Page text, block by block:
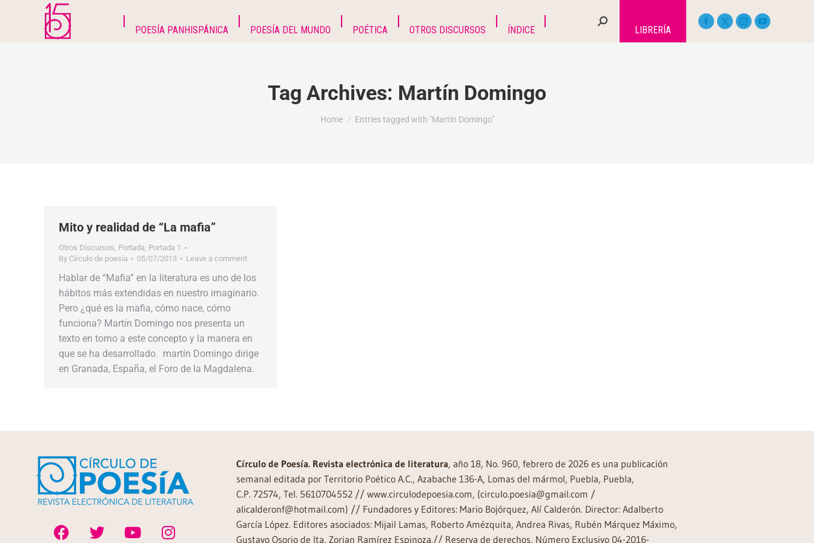
POESÍA PANHISPÁNICA POESÍA DEL MUNDO POÉTICA OTROS DISCURSOS ÍNDICE LIBRERÍA
Tag Archives: Martín Domingo
You are here:
Home Entries tagged with "Martín Domingo"
Mito y realidad de “La mafia”
Otros Discursos, Portada, Portada 1
By Círculo de poesía 05/07/2013 Leave a comment
Hablar de “Mafia” en la literatura es uno de los
hábitos más extendidas en nuestro imaginario.
Pero ¿qué es la mafia, cómo nace, cómo
funciona? Martín Domingo nos presenta un
texto en torno a este concepto y la manera en
que se ha desarrollado. martín Domingo dirige
en Granada, España, el Foro de la Magdalena.
Círculo de Poesía. Revista electrónica de literatura, año 18, No. 960, febrero de 2026 es una publicación
semanal editada por Territorio Poético A.C., Azabache 136-A, Lomas del mármol, Puebla, Puebla,
C.P. 72574, Tel. 5610704552 // www.circulodepoesia.com, (circulo.poesia@gmail.com /
alicalderonf@hotmail.com) // Fundadores y Editores: Mario Bojórquez, Alí Calderón. Director: Adalberto
García López. Editores asociados: Mijail Lamas, Roberto Amézquita, Andrea Rivas, Rubén Márquez Máximo,
Gustavo Osorio de Ita, Zorian Ramírez Espinoza.// Reserva de derechos, Número Exclusivo 04-2016-